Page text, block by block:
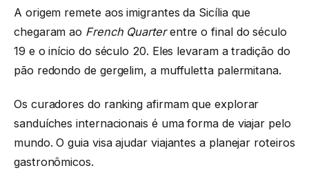
A origem remete aos imigrantes da Sicília que
chegaram ao French Quarterentre o final do século
19 e o início do século 20. Eles levaram a tradição do
pão redondo de gergelim, a muffuletta palermitana.
Os curadores do ranking afirmam que explorar
sanduíches internacionais é uma forma de viajar pelo
mundo. O guia visa ajudar viajantes a planejar roteiros
gastronômicos.